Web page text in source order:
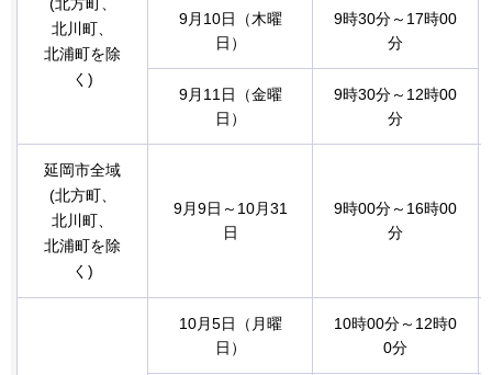
(北方町、
北川町、
北浦町を除
く)
9月10日（木曜
日）
9時30分～17時00
分
9月11日（金曜
日）
9時30分～12時00
分
延岡市全域
(北方町、
北川町、
北浦町を除
く)
9月9日～10月31
日
9時00分～16時00
分
10月5日（月曜
日）
10時00分～12時0
0分